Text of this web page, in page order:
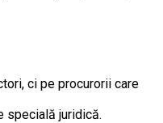
ci pe procurorii care
specială juridică.